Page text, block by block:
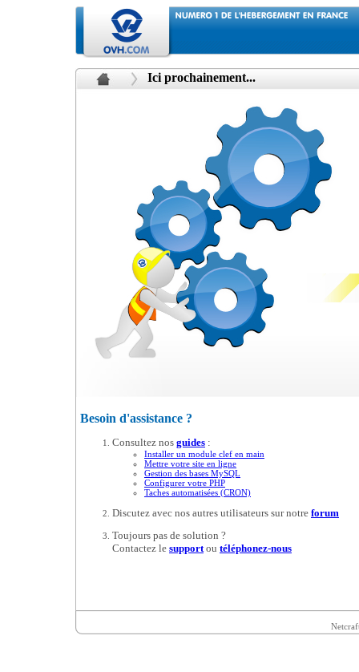
Ici prochainement...
Besoin d'assistance ?
Consultez nos guides :
Installer un module clef en main
Mettre votre site en ligne
Gestion des bases MySQL
Configurer votre PHP
Taches automatisées (CRON)
Discutez avec nos autres utilisateurs sur notre forum
Toujours pas de solution ?
Contactez le supportou téléphonez-nous